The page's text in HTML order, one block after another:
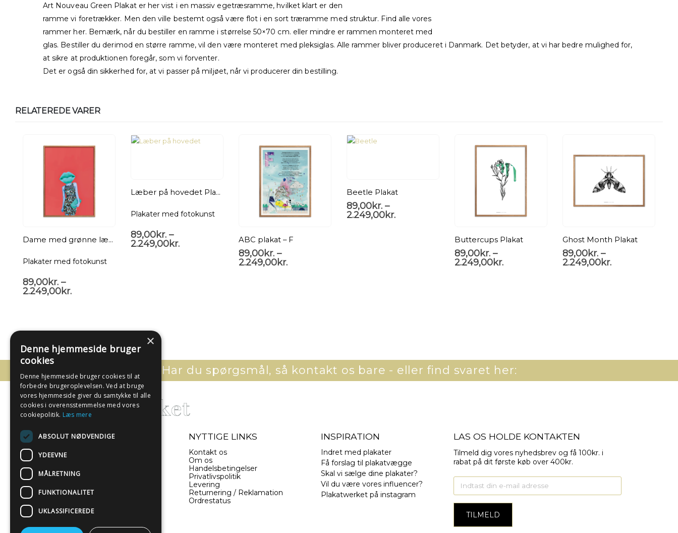
Art Nouveau Green Plakat er her vist i en massiv egetræsramme, hvilket klart er den
ramme vi foretrækker. Men den ville bestemt også være flot i en sort træramme med struktur. Find alle vores
rammer her. Bemærk, når du bestiller en ramme i størrelse 50×70 cm. eller mindre er rammen monteret med
glas. Bestiller du derimod en større ramme, vil den være monteret med pleksiglas. Alle rammer bliver produceret i Danmark. Det betyder, at vi har bedre mulighed for,
at sikre at produktionen foregår, som vi forventer.
Det er også din sikkerhed for, at vi passer på miljøet, når vi producerer din bestilling.
RELATEREDE VARER
Dame med grønne læber Plakat
Plakater med fotokunst
89,00kr. –
2.249,00kr.
Læber på hovedet Plakat
Plakater med fotokunst
89,00kr. –
2.249,00kr. ABC plakat – F
89,00kr. –
2.249,00kr.
Beetle Plakat
89,00kr. –
2.249,00kr.
Buttercups Plakat
89,00kr. –
2.249,00kr.
Ghost Month Plakat
89,00kr. –
2.249,00kr.
Har du spørgsmål, så kontakt os bare - eller find svaret her:
- EN DEL AF ILLUX A/S
Sverigesvej 11
8660 Skanderborg
NYTTIGE LINKS
Kontakt os
Om os
Handelsbetingelser
Privatlivspolitik
Levering
Returnering / Reklamation
Ordrestatus
INSPIRATION
Indret med plakater
Få forslag til plakatvægge
Skal vi sælge dine plakater?
Vil du være vores influencer?
Plakatwerket på instagram
LAS OS HOLDE KONTAKTEN
Tilmeld dig vores nyhedsbrev og få 100kr. i
rabat på dit første køb over 400kr.
×
Denne hjemmeside bruger
cookies
Denne hjemmeside bruger cookies til at
forbedre brugeroplevelsen. Ved at bruge
vores hjemmeside giver du samtykke til alle
cookies i overensstemmelse med vores
cookiepolitik. Læs mere
ABSOLUT NØDVENDIGE
YDEEVNE
MÅLRETNING
FUNKTIONALITET
UKLASSIFICEREDE